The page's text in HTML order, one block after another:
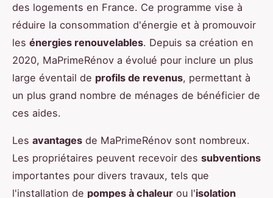
des logements en France. Ce programme vise à
réduire la consommation d'énergie et à promouvoir
les énergies renouvelables. Depuis sa création en
2020, MaPrimeRénov a évolué pour inclure un plus
large éventail de profils de revenus, permettant à
un plus grand nombre de ménages de bénéficier de
ces aides.
Les avantages de MaPrimeRénov sont nombreux.
Les propriétaires peuvent recevoir des subventions
importantes pour divers travaux, tels que
l'installation de pompes à chaleur ou l'isolation